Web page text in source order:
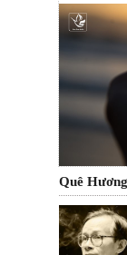
Quê